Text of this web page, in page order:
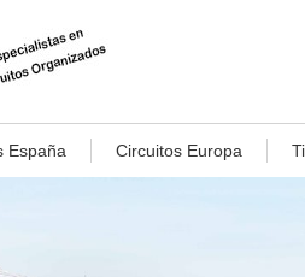
España Circuitos Europa